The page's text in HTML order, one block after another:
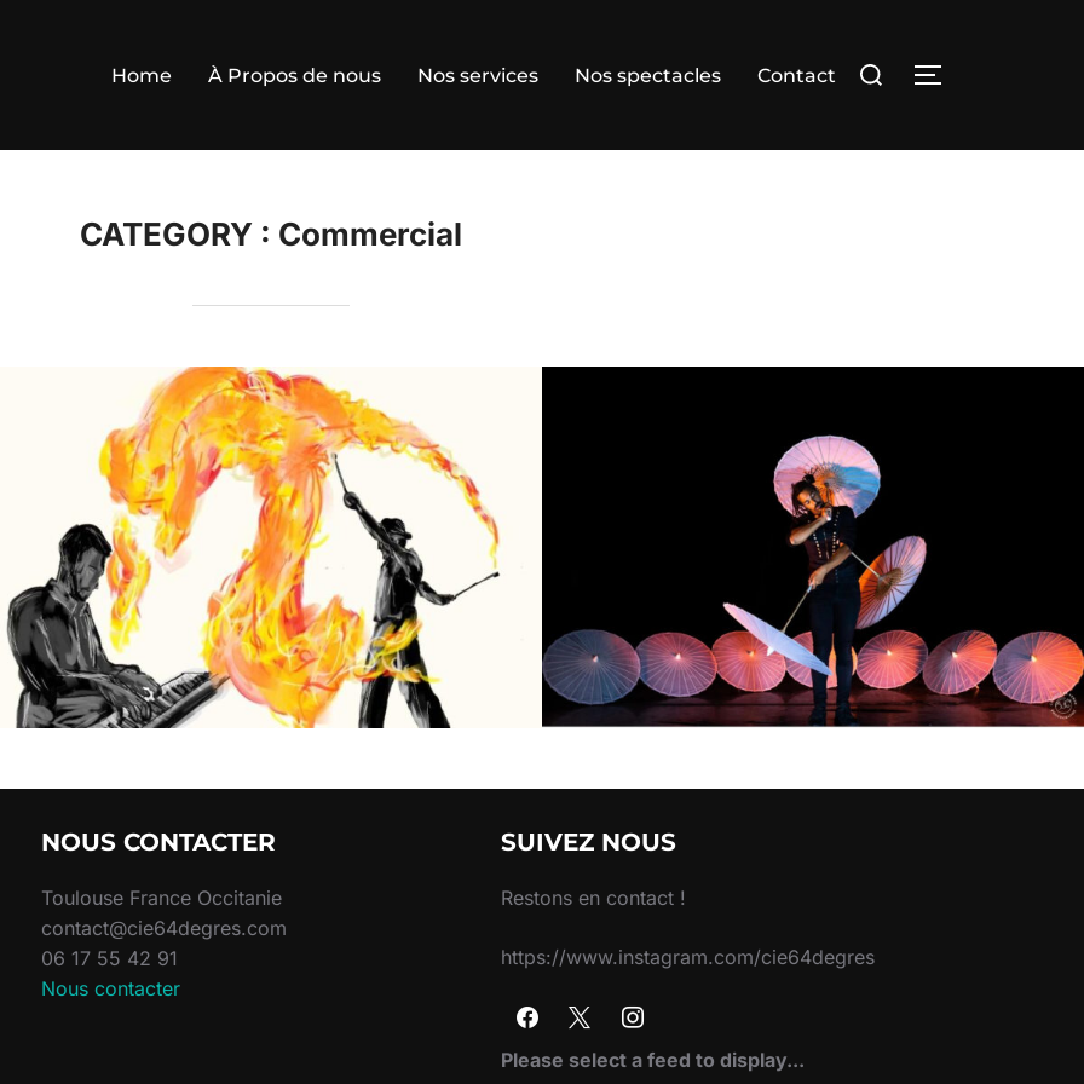
Home À Propos de nous Nos services Nos spectacles Contact
Rechercher :
PERMUTER
CATEGORY : Commercial
NOUS CONTACTER
Toulouse France Occitanie
contact@cie64degres.com
06 17 55 42 91
Nous contacter
SUIVEZ NOUS
Restons en contact !
https://www.instagram.com/cie64degres
Please select a feed to display...